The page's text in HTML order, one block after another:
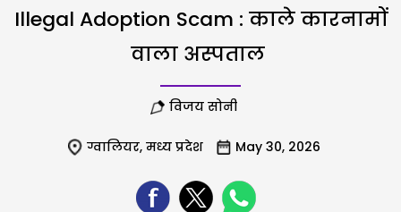
Illegal Adoption Scam : काले कारनामों
वाला अस्पताल
विजय सोनी
ग्वालियर, मध्य प्रदेश May 30, 2026